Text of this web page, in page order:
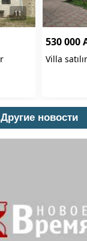
Другие новости